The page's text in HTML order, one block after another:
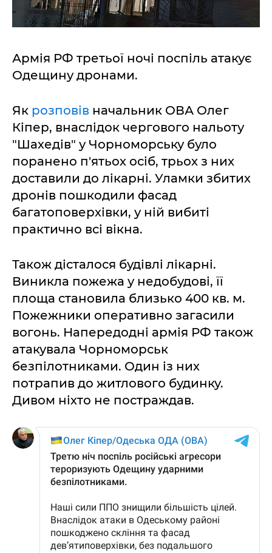
Армія РФ третьої ночі поспіль атакує
Одещину дронами.
Як розповів начальник ОВА Олег
Кіпер, внаслідок чергового нальоту
"Шахедів" у Чорноморську було
поранено п'ятьох осіб, трьох з них
доставили до лікарні. Уламки збитих
дронів пошкодили фасад
багатоповерхівки, у ній вибиті
практично всі вікна.
Також дісталося будівлі лікарні.
Виникла пожежа у недобудові, її
площа становила близько 400 кв. м.
Пожежники оперативно загасили
вогонь. Напередодні армія РФ також
атакувала Чорноморськ
безпілотниками. Один із них
потрапив до житлового будинку.
Дивом ніхто не постраждав.